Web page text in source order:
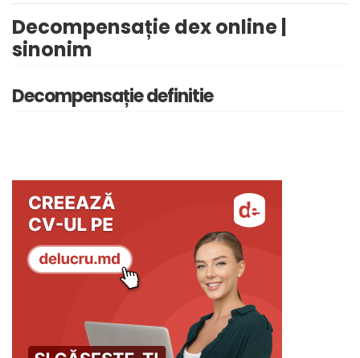
Decompensație dex online |
sinonim
Decompensație definitie